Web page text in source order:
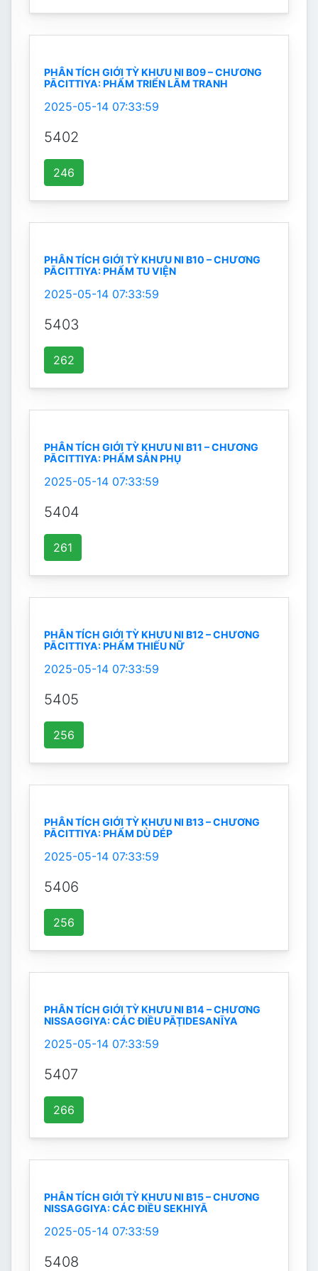
PHÂN TÍCH GIỚI TỲ KHƯU NI B09 – CHƯƠNG
PĀCITTIYA: PHẨM TRIỂN LÃM TRANH
2025-05-14 07:33:59
5402
246
PHÂN TÍCH GIỚI TỲ KHƯU NI B10 – CHƯƠNG
PĀCITTIYA: PHẨM TU VIỆN
2025-05-14 07:33:59
5403
262
PHÂN TÍCH GIỚI TỲ KHƯU NI B11 – CHƯƠNG
PĀCITTIYA: PHẨM SẢN PHỤ
2025-05-14 07:33:59
5404
261
PHÂN TÍCH GIỚI TỲ KHƯU NI B12 – CHƯƠNG
PĀCITTIYA: PHẨM THIẾU NỮ
2025-05-14 07:33:59
5405
256
PHÂN TÍCH GIỚI TỲ KHƯU NI B13 – CHƯƠNG
PĀCITTIYA: PHẨM DÙ DÉP
2025-05-14 07:33:59
5406
256
PHÂN TÍCH GIỚI TỲ KHƯU NI B14 – CHƯƠNG
NISSAGGIYA: CÁC ĐIỀU PĀṬIDESANĪYA
2025-05-14 07:33:59
5407
266
PHÂN TÍCH GIỚI TỲ KHƯU NI B15 – CHƯƠNG
NISSAGGIYA: CÁC ĐIỀU SEKHIYĀ
2025-05-14 07:33:59
5408